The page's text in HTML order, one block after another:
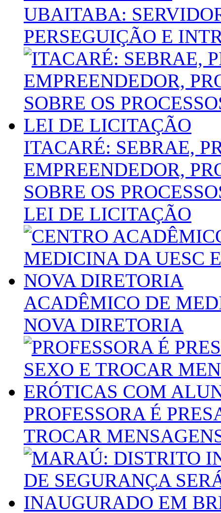
UBAITABA:
PERSEGUIÇÃO E
ITACARÉ: SEBRAE,
EMPREENDEDOR,
SOBRE OS
LEI DE LICITAÇÃO
ACADÊMICO DE
NOVA DIRETORIA
PROFESSORA É
TROCAR